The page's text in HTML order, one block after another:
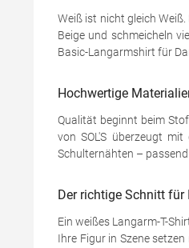
Weiß ist nicht gleich
Beige und schmeicheln
Basic-Langarmshirt für
Hochwertige
Qualität beginnt beim
von SOL'S überzeugt
Schulternähten –
Der richtige Schnitt für
Ein weißes Langarm-T-
Ihre Figur in Szene